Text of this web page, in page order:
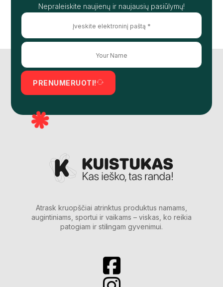
Nepraleiskite naujienų ir naujausių pasiūlymų!
PRENUMERUOTI!
Atrask kruopščiai atrinktus produktus namams,
augintiniams, sportui ir vaikams – viskas, ko reikia
patogiam ir stilingam gyvenimui.